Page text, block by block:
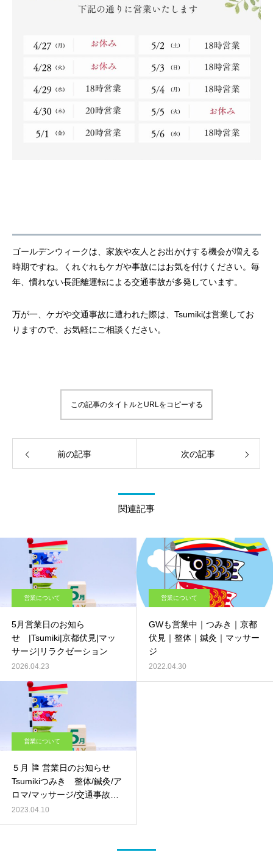
ゴールデンウィークは、家族や友人とお出かけする機会が増える
時期ですね。くれぐれもケガや事故にはお気を付けください。毎
年、慣れない長距離運転による交通事故が多発しています。
万が一、ケガや交通事故に遭われた際は、Tsumikiは営業してお
りますので、お気軽にご相談ください。
この記事のタイトルとURLをコピーする
前の記事 次の記事
関連記事
営業について
5月営業日のお知ら
せ |Tsumiki|京都伏見|マッ
サージ|リラクゼーション
2026.04.23
営業について
GWも営業中｜つみき｜京都
伏見｜整体｜鍼灸｜マッサー
ジ
2022.04.30
営業について
５月 🎏 営業日のお知らせ
Tsumikiつみき 整体/鍼灸/ア
ロマ/マッサージ/交通事故治
療 ｰ 京都 伏見 –
2023.04.10